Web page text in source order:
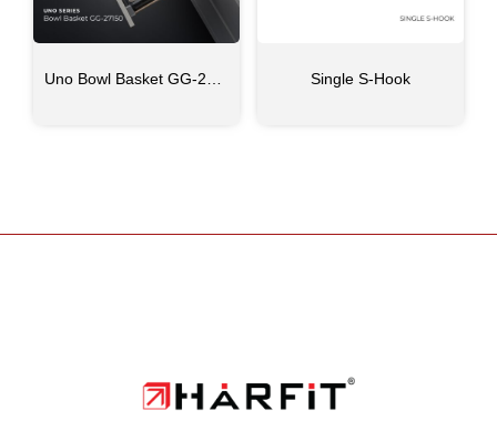
Uno Bowl Basket GG-27150 Single S-Hook